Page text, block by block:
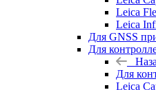
Leica
Leica
Для GNSS
Для
Для
Leica